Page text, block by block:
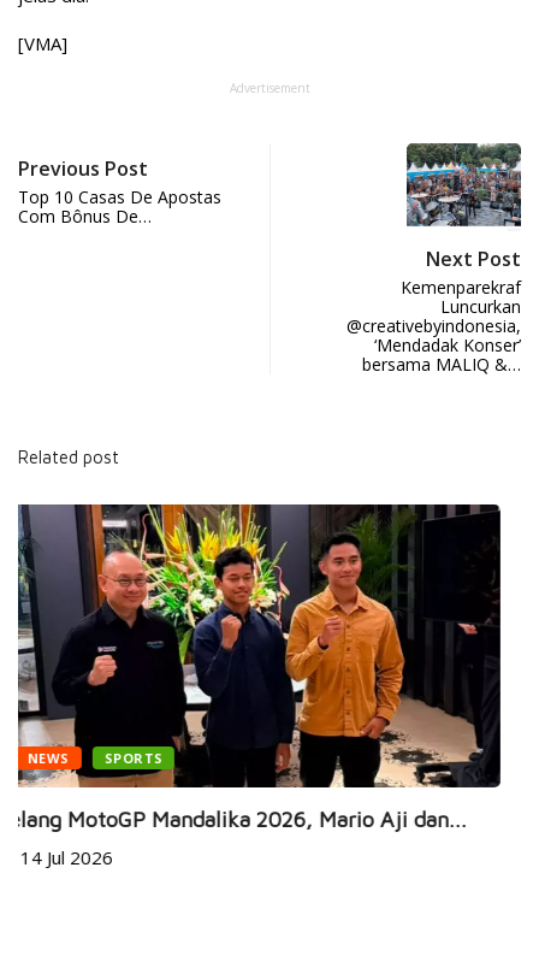
[VMA]
Advertisement
Previous Post
Top 10 Casas De Apostas
Com Bônus De…
Next Post
Kemenparekraf
Luncurkan
@creativebyindonesia,
‘Mendadak Konser’
bersama MALIQ &…
Related post
dan...
ENTERTAIMENT EVENT
Gaia Music Festival 2026 Kembali Hadir,